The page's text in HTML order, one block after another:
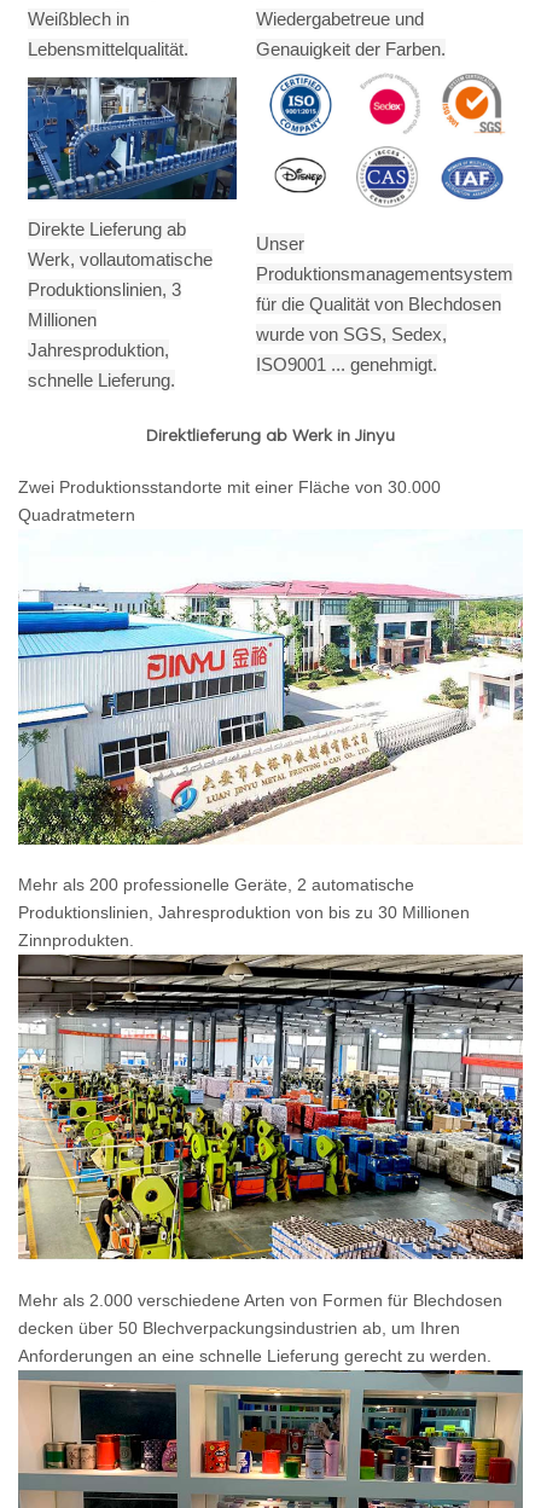
Weißblech in
Lebensmittelqualität.
Wiedergabetreue und
Genauigkeit der Farben.
Direkte Lieferung ab
Werk, vollautomatische
Produktionslinien, 3
Millionen
Jahresproduktion,
schnelle Lieferung.
Unser
Produktionsmanagementsystem
für die Qualität von Blechdosen
wurde von SGS, Sedex,
ISO9001 ... genehmigt.
Direktlieferung ab Werk in Jinyu
Zwei Produktionsstandorte mit einer Fläche von 30.000
Quadratmetern
Mehr als 200 professionelle Geräte, 2 automatische
Produktionslinien, Jahresproduktion von bis zu 30 Millionen
Zinnprodukten.
Mehr als 2.000 verschiedene Arten von Formen für Blechdosen
decken über 50 Blechverpackungsindustrien ab, um Ihren
Anforderungen an eine schnelle Lieferung gerecht zu werden.